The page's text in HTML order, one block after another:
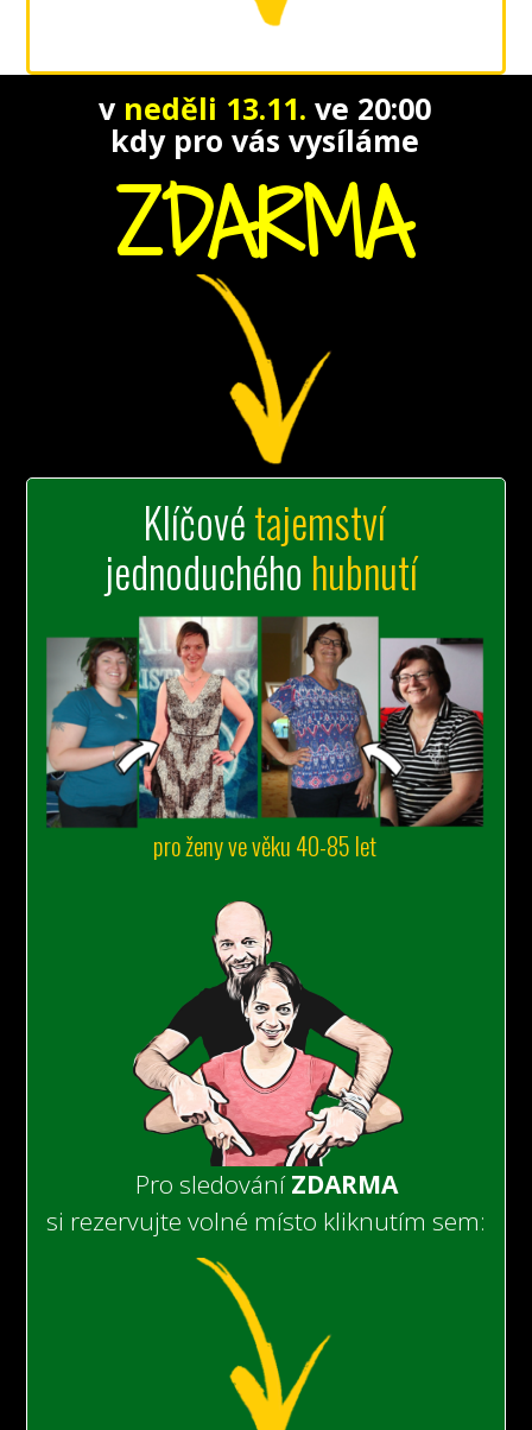
v neděli 13.11. ve 20:00
kdy pro vás vysíláme
ZDARMA
Klíčovétajemství
jednoduchého hubnutí
pro ženy ve věku 40-85 let
Pro sledováníZDARMA
si rezervujte volné místo kliknutím sem: